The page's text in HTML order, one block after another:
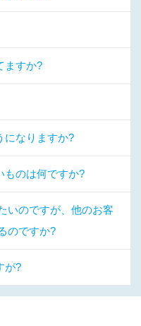
ますか?
になりますか?
ものは何ですか?
いのですが、他のお客
のですか?
が?